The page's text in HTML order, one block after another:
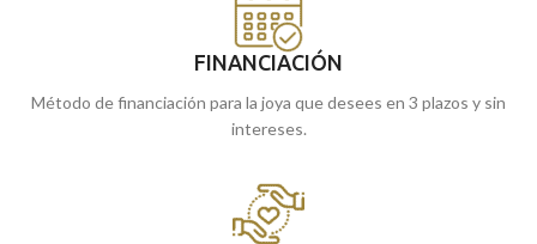
FINANCIACIÓN
Método de financiación para la joya que desees en 3 plazos y sin
intereses.